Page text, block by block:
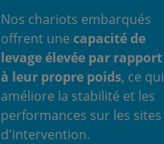
Nos chariots embarqués
offrent une capacité de
levage élevée par rapport
à leur propre poids, ce qui
améliore la stabilité et les
performances sur les sites
d'intervention.